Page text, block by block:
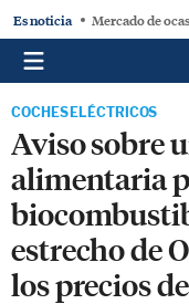
Es noticia Mercado de
COCHES ELÉCTRICOS
Aviso sobre
alimentaria
estrecho de
los precios